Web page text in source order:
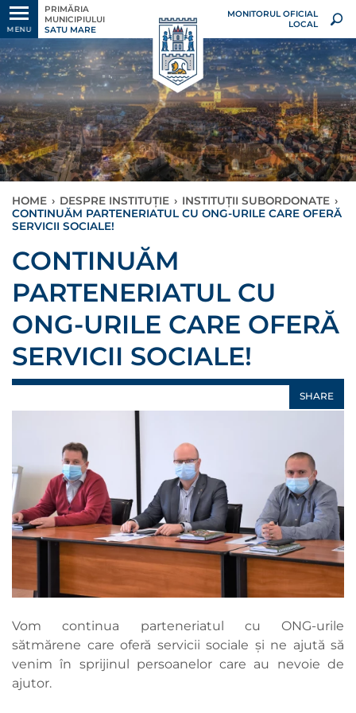
MENU
PRIMĂRIA
MUNICIPIULUI
SATU MARE
MONITORUL OFICIAL
LOCAL
HOME › DESPRE INSTITUȚIE › INSTITUȚII SUBORDONATE ›
CONTINUĂM PARTENERIATUL CU ONG-URILE CARE OFERĂ
SERVICII SOCIALE!
CONTINUĂM
PARTENERIATUL CU
ONG-URILE CARE OFERĂ
SERVICII SOCIALE!
SHARE
Vom continua parteneriatul cu ONG-urile
sătmărene care oferă servicii sociale și ne ajută să
venim în sprijinul persoanelor care au nevoie de
ajutor.